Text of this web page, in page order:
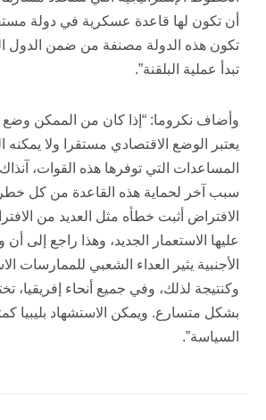
أن تكون لها قاعدة عسكرية في دولة
تكون هذه الدولة مصنفة من ضمن الدول
تبدأ عملية البلقنة”.
وأضاف نكروما: “إذا كان من الممكن وضع
يعتبر الوضع الاقتصادي مستقرا ولا يمكنه
المساعدات التي توفرها هذه القوات،
سبب آخر لحماية هذه القاعدة من كل خطر
الافتراض أثبت خطأه مثل العديد من
عليها الاستعمار الجديد، وهذا راجع إلى أن
الأجنبية يثير العداء الشعبي للممارسات
وكنتيجة لذلك، وفي جميع أنحاء إفريقيا،
بشكل متسارع. ويمكن الاستشهاد بليبيا
السياسة”.